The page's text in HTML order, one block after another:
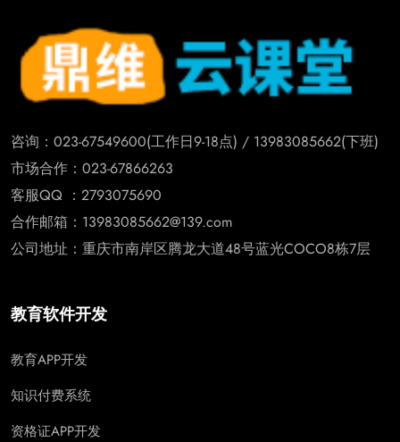
咨询：023-67549600(工作日9-18点) / 13983085662(下班)
市场合作：023-67866263
客服QQ ：2793075690
合作邮箱：13983085662@139.com
公司地址：重庆市南岸区腾龙大道48号蓝光COCO8栋7层
教育软件开发
教育APP开发
知识付费系统
资格证APP开发